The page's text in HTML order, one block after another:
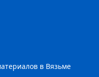
в Вязьме